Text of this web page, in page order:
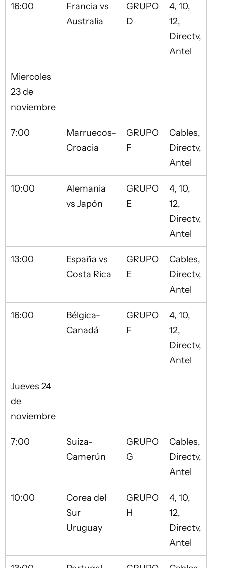
16:00
Francia vs
Australia
GRUPO
D
4, 10,
12,
Directv,
Antel
Miercoles
23 de
noviembre
7:00
Marruecos-
Croacia
GRUPO
F
Cables,
Directv,
Antel
10:00
Alemania
vs Japón
GRUPO
E
4, 10,
12,
Directv,
Antel
13:00
España vs
Costa Rica
GRUPO
E
Cables,
Directv,
Antel
16:00
Bélgica-
Canadá
GRUPO
F
4, 10,
12,
Directv,
Antel
Jueves 24
de
noviembre
7:00
Suiza-
Camerún
GRUPO
G
Cables,
Directv,
Antel
10:00
Corea del
Sur
Uruguay
GRUPO
H
4, 10,
12,
Directv,
Antel